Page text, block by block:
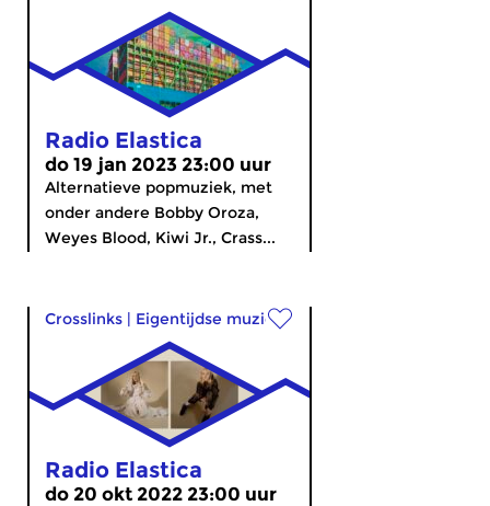
Radio Elastica
do 19 jan 2023 23:00 uur
Alternatieve popmuziek, met
onder andere Bobby Oroza,
Weyes Blood, Kiwi Jr., Crass...
Crosslinks | Eigentijdse muziek
Radio Elastica
do 20 okt 2022 23:00 uur